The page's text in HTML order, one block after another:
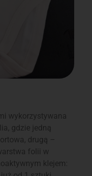
wykorzystywana
gdzie jedną
drugą –
folii w
klejem: